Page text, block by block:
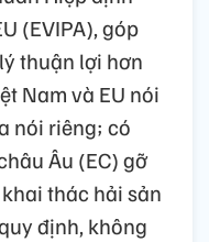
(EVIPA), góp
thuận lợi hơn
Nam và EU nói
nói riêng; có
Âu (EC) gỡ
thác hải sản
định, không